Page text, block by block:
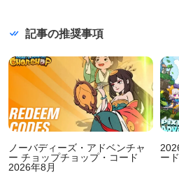
記事の推奨事項
ノーバディーズ・アドベンチャ
ー チョップチョップ・コード
2026年8月
ード